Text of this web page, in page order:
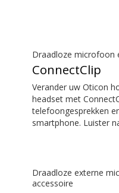
Draadloze microfoon
ConnectClip
Verander uw Oticon
headset met
telefoongesprekken
smartphone. Luister
hoortoestellen.
Draadloze externe
accessoire